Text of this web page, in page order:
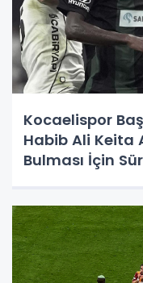
Kocaelispor
Habib Ali Keita
Bulması İçin